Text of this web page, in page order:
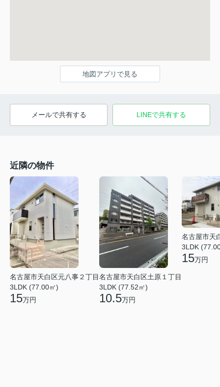
地図アプリで見る
メールで共有する LINEで共有する
近隣の物件
名古屋市天白区元八事２丁目
3LDK (77.00㎡)
15万円
名古屋市天白区土原１丁目
3LDK (77.52㎡)
10.5万円
名古屋市天
3LDK
15万円